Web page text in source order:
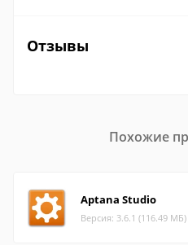
Отзывы
Похожие
Aptana Studio
Версия: 3.6.1 (116.49 МБ)